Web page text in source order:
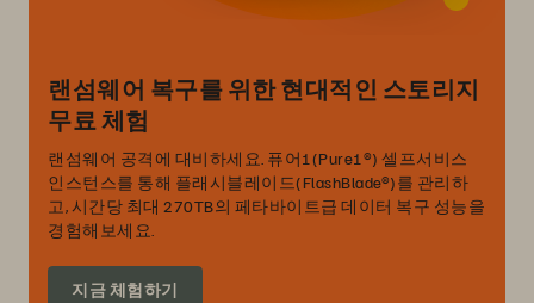
랜섬웨어 복구를 위한 현대적인 스토리지
무료 체험
랜섬웨어 공격에 대비하세요. 퓨어1(Pure1®) 셀프서비스
인스턴스를 통해 플래시블레이드(FlashBlade®)를 관리하
고, 시간당 최대 270TB의 페타바이트급 데이터 복구 성능을
경험해보세요.
지금 체험하기